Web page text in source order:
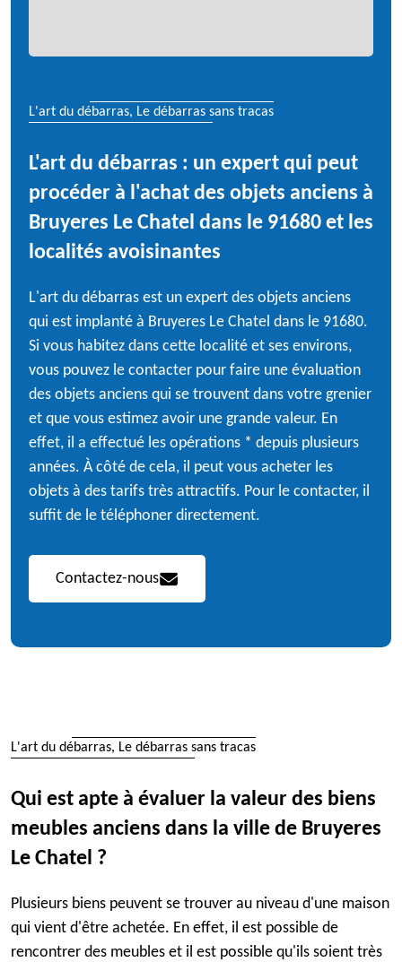
L'art du débarras, Le débarras sans tracas
L'art du débarras : un expert qui peut
procéder à l'achat des objets anciens à
Bruyeres Le Chatel dans le 91680 et les
localités avoisinantes
L'art du débarras est un expert des objets anciens
qui est implanté à Bruyeres Le Chatel dans le 91680.
Si vous habitez dans cette localité et ses environs,
vous pouvez le contacter pour faire une évaluation
des objets anciens qui se trouvent dans votre grenier
et que vous estimez avoir une grande valeur. En
effet, il a effectué les opérations * depuis plusieurs
années. À côté de cela, il peut vous acheter les
objets à des tarifs très attractifs. Pour le contacter, il
suffit de le téléphoner directement.
Contactez-nous
L'art du débarras, Le débarras sans tracas
Qui est apte à évaluer la valeur des biens
meubles anciens dans la ville de Bruyeres
Le Chatel ?
Plusieurs biens peuvent se trouver au niveau d'une maison
qui vient d'être achetée. En effet, il est possible de
rencontrer des meubles et il est possible qu'ils soient très